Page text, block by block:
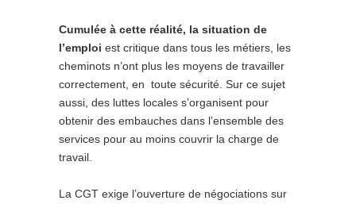
Cumulée à cette réalité, la situation de
l’emploi est critique dans tous les métiers, les
cheminots n’ont plus les moyens de travailler
correctement, en toute sécurité. Sur ce sujet
aussi, des luttes locales s’organisent pour
obtenir des embauches dans l’ensemble des
services pour au moins couvrir la charge de
travail.
La CGT exige l’ouverture de négociations sur